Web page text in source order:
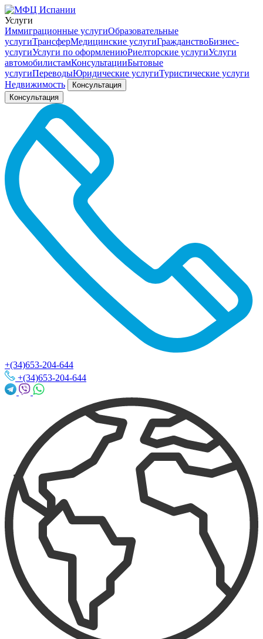
Услуги
Иммиграционные услугиОбразовательные
услугиТрансферМедицинские услугиГражданствоБизнес-
услугиУслуги по оформлениюРиелторские услугиУслуги
автомобилистамКонсультацииБытовые
услугиПереводыЮридические услугиТуристические услуги
Недвижимость
Консультация
Консультация
+(34)653-204-644
+(34)653-204-644